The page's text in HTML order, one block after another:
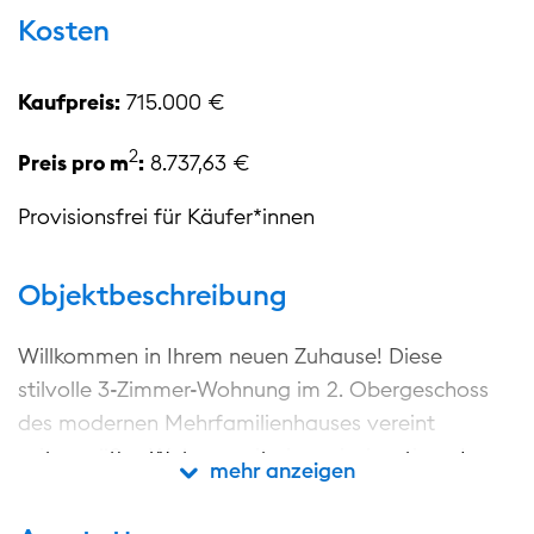
Kosten
Kaufpreis: 715.000 €
Preis pro m2: 8.737,63 €
Provisionsfrei für Käufer*innen
Objektbeschreibung
Willkommen in Ihrem neuen Zuhause! Diese
stilvolle 3-Zimmer-Wohnung im 2. Obergeschoss
des modernen Mehrfamilienhauses vereint
zeitgemäßes Wohnen mit einer einzigartigen Lage
direkt am malerischen Dämeritzsee. Hier genießen
mehr/weniger anzeigen
mehr anzeigen